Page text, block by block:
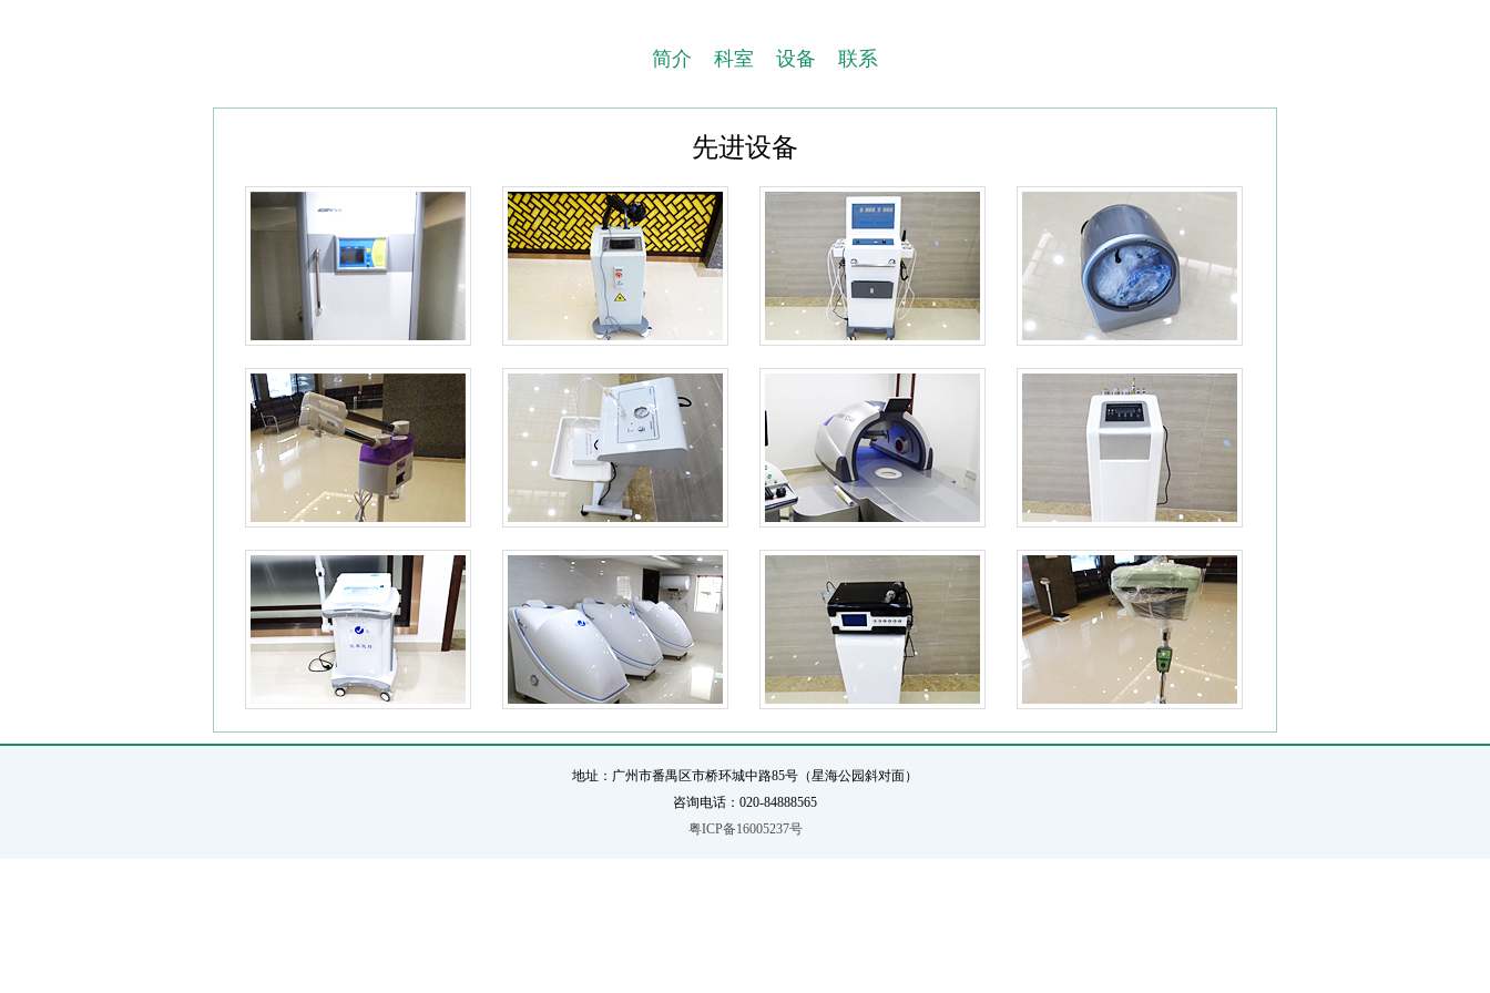
简介 科室 设备 联系
先进设备
地址：广州市番禺区市桥环城中路85号（星海公园斜对面）
咨询电话：020-84888565
粤ICP备16005237号